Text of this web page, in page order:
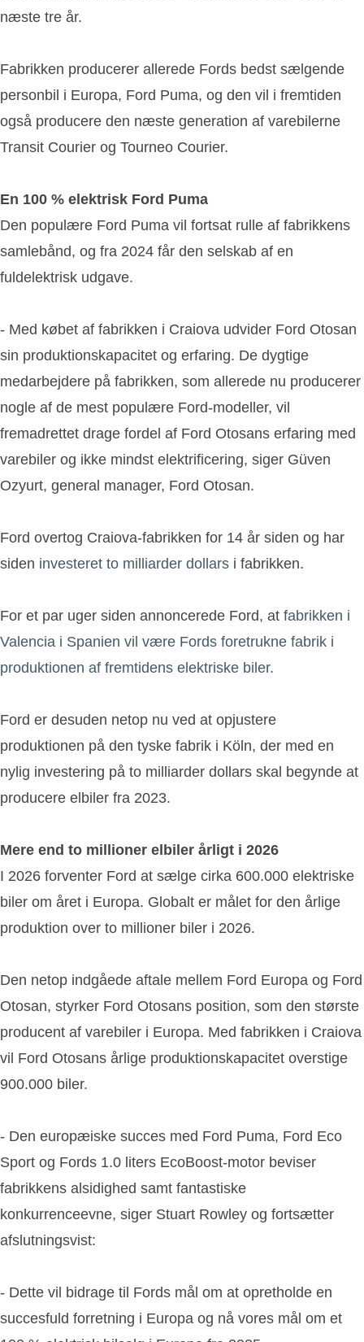
næste tre år.
Fabrikken producerer allerede Fords bedst sælgende
personbil i Europa, Ford Puma, og den vil i fremtiden
også producere den næste generation af varebilerne
Transit Courier og Tourneo Courier.
En 100 % elektrisk Ford Puma
Den populære Ford Puma vil fortsat rulle af fabrikkens
samlebånd, og fra 2024 får den selskab af en
fuldelektrisk udgave.
- Med købet af fabrikken i Craiova udvider Ford Otosan
sin produktionskapacitet og erfaring. De dygtige
medarbejdere på fabrikken, som allerede nu producerer
nogle af de mest populære Ford-modeller, vil
fremadrettet drage fordel af Ford Otosans erfaring med
varebiler og ikke mindst elektrificering, siger Güven
Ozyurt, general manager, Ford Otosan.
Ford overtog Craiova-fabrikken for 14 år siden og har
siden investeret to milliarder dollars i fabrikken.
For et par uger siden annoncerede Ford, at fabrikken i
Valencia i Spanien vil være Fords foretrukne fabrik i
produktionen af fremtidens elektriske biler.
Ford er desuden netop nu ved at opjustere
produktionen på den tyske fabrik i Köln, der med en
nylig investering på to milliarder dollars skal begynde at
producere elbiler fra 2023.
Mere end to millioner elbiler årligt i 2026
I 2026 forventer Ford at sælge cirka 600.000 elektriske
biler om året i Europa. Globalt er målet for den årlige
produktion over to millioner biler i 2026.
Den netop indgåede aftale mellem Ford Europa og Ford
Otosan, styrker Ford Otosans position, som den største
producent af varebiler i Europa. Med fabrikken i Craiova
vil Ford Otosans årlige produktionskapacitet overstige
900.000 biler.
- Den europæiske succes med Ford Puma, Ford Eco
Sport og Fords 1.0 liters EcoBoost-motor beviser
fabrikkens alsidighed samt fantastiske
konkurrenceevne, siger Stuart Rowley og fortsætter
afslutningsvist:
- Dette vil bidrage til Fords mål om at opretholde en
succesfuld forretning i Europa og nå vores mål om et